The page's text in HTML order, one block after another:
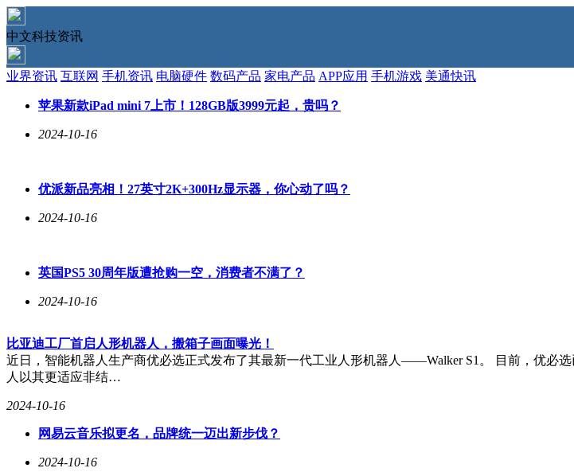
中文科技资讯
业界资讯 互联网 手机资讯 电脑硬件 数码产品 家电产品 APP应用 手机游戏 美通快讯
苹果新款iPad mini 7上市！128GB版3999元起，贵吗？
2024-10-16
优派新品亮相！27英寸2K+300Hz显示器，你心动了吗？
2024-10-16
英国PS5 30周年版遭抢购一空，消费者不满了？
2024-10-16
比亚迪工厂首启人形机器人，搬箱子画面曝光！
近日，智能机器人生产商优必选正式发布了其最新一代工业人形机器人——Walker S1。 目前，优必
人以其更适应非结…
2024-10-16
网易云音乐拟更名，品牌统一迈出新步伐？
2024-10-16